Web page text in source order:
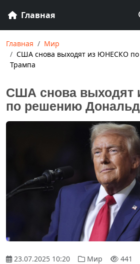
Главная
Главная
Мир
США снова выходят из ЮНЕСКО
Трампа
США снова
по решению
23.07.2025 10:20 Мир 441